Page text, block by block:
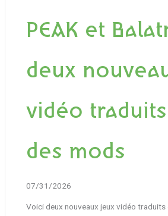
PEAK et
deux
vidéo
des mods
07/31/2026
Voici deux nouveaux jeux vidéo